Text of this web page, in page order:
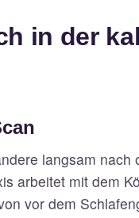
in der
langsam
arbeitet mit dem
vor dem